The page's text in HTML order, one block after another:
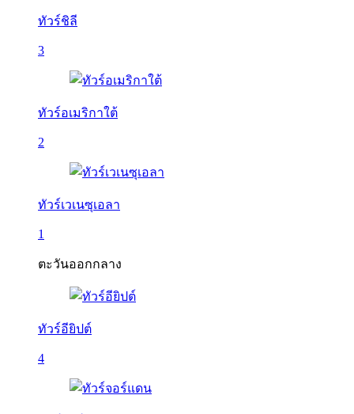
ทัวร์ชิลี
3
ทัวร์อเมริกาใต้
2
ทัวร์เวเนซุเอลา
1
ตะวันออกกลาง
ทัวร์อียิปต์
4